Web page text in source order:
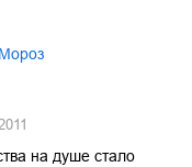
на душе стало